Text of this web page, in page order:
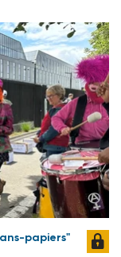
papiers"